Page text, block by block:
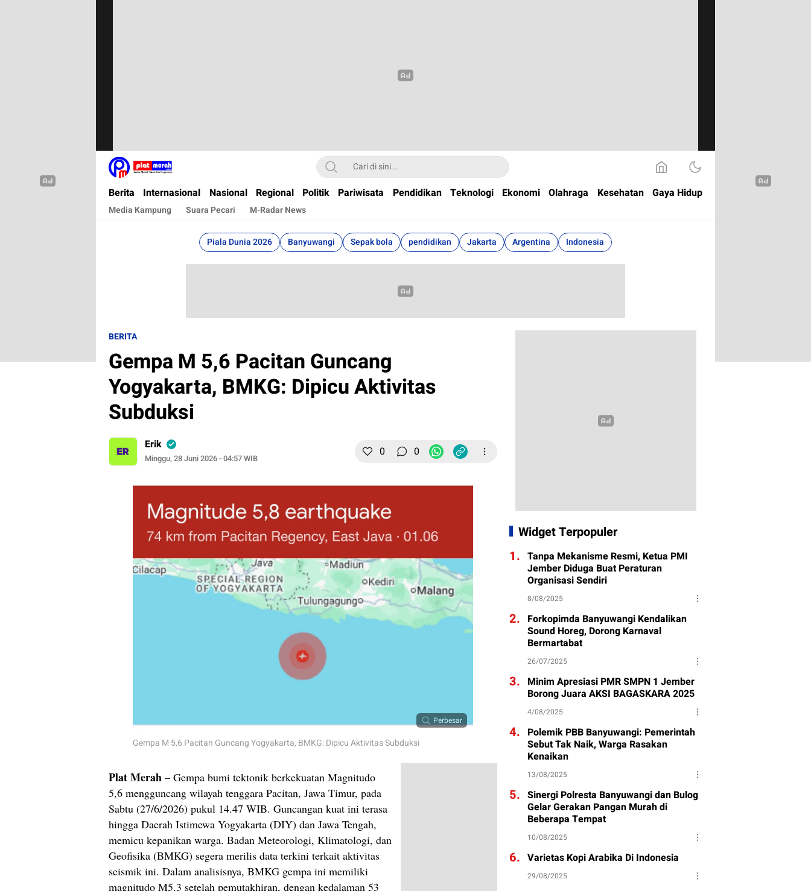
Plat Merah
Berita Terkini, Akurat, Terpercaya Dan Cepat
Berita Internasional Nasional Regional Politik Pariwisata Pendidikan Teknologi Ekonomi Olahraga Kesehatan Gaya Hidup
Media Kampung Suara Pecari M-Radar News
Piala Dunia 2026 Banyuwangi Sepak bola pendidikan Jakarta Argentina Indonesia
BERITA
Gempa M 5,6 Pacitan Guncang
Yogyakarta, BMKG: Dipicu Aktivitas
Subduksi
Erik
Minggu, 28 Juni 2026 - 04:57 WIB 0 0
Perbesar
Gempa M 5,6 Pacitan Guncang Yogyakarta, BMKG: Dipicu Aktivitas Subduksi
Plat Merah – Gempa bumi tektonik berkekuatan Magnitudo
5,6 mengguncang wilayah tenggara Pacitan, Jawa Timur, pada
Sabtu (27/6/2026) pukul 14.47 WIB. Guncangan kuat ini terasa
hingga Daerah Istimewa Yogyakarta (DIY) dan Jawa Tengah,
memicu kepanikan warga. Badan Meteorologi, Klimatologi, dan
Geofisika (BMKG) segera merilis data terkini terkait aktivitas
seismik ini. Dalam analisisnya, BMKG gempa ini memiliki
magnitudo M5,3 setelah pemutakhiran, dengan kedalaman 53
Widget Terpopuler
1. Tanpa Mekanisme Resmi, Ketua PMI
Jember Diduga Buat Peraturan
Organisasi Sendiri
8/08/2025
2. Forkopimda Banyuwangi Kendalikan
Sound Horeg, Dorong Karnaval
Bermartabat
26/07/2025
3. Minim Apresiasi PMR SMPN 1 Jember
Borong Juara AKSI BAGASKARA 2025
4/08/2025
4. Polemik PBB Banyuwangi: Pemerintah
Sebut Tak Naik, Warga Rasakan
Kenaikan
13/08/2025
5. Sinergi Polresta Banyuwangi dan Bulog
Gelar Gerakan Pangan Murah di
Beberapa Tempat
10/08/2025
6. Varietas Kopi Arabika Di Indonesia
29/08/2025